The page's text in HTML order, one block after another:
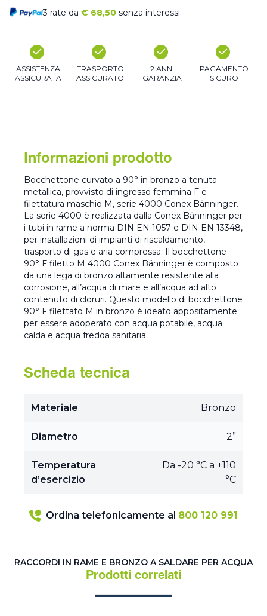
3 rate da € 68,50 senza interessi
ASSISTENZA
ASSICURATA
TRASPORTO
ASSICURATO
2 ANNI
GARANZIA
PAGAMENTO
SICURO
Informazioni prodotto
Bocchettone curvato a 90° in bronzo a tenuta
metallica, provvisto di ingresso femmina F e
filettatura maschio M, serie 4000 Conex Bänninger.
La serie 4000 è realizzata dalla Conex Bänninger per
i tubi in rame a norma DIN EN 1057 e DIN EN 13348,
per installazioni di impianti di riscaldamento,
trasporto di gas e aria compressa. Il bocchettone
90° F filetto M 4000 Conex Bänninger è composto
da una lega di bronzo altamente resistente alla
corrosione, all’acqua di mare e all’acqua ad alto
contenuto di cloruri. Questo modello di bocchettone
90° F filettato M in bronzo è ideato appositamente
per essere adoperato con acqua potabile, acqua
calda e acqua fredda sanitaria.
Scheda tecnica
Materiale Bronzo
Diametro 2”
Temperatura
d’esercizio
Da -20 °C a +110
°C
Ordina telefonicamente al 800 120 991
RACCORDI IN RAME E BRONZO A SALDARE PER ACQUA
Prodotti correlati